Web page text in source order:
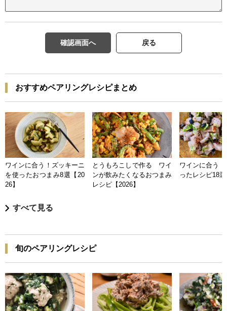
確認画面へ 戻る
おすすめペアリングレシピまとめ
ワインに合う！ズッキーニ
を使ったおつまみ8選【20
26】
とうもろこしで作る ワイ
ンが飲みたくなるおつまみ
レシピ【2026】
ワインに合う
ったレシピ18
すべて見る
旬のペアリングレシピ